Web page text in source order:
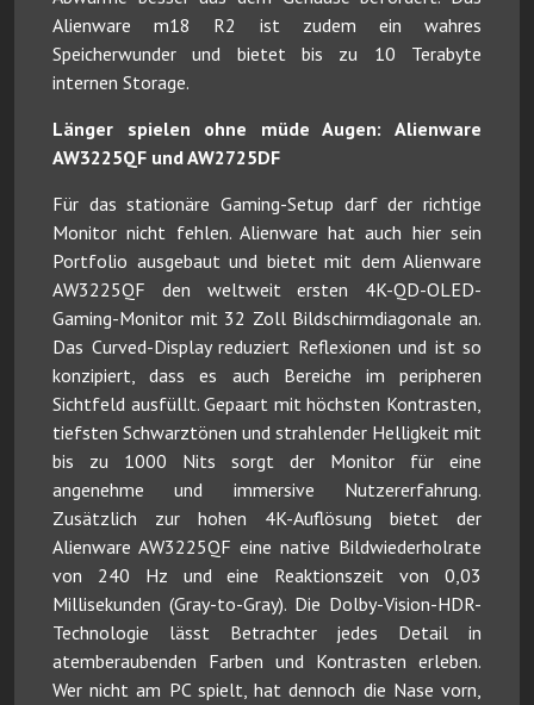
Alienware m18 R2 ist zudem ein wahres
Speicherwunder und bietet bis zu 10 Terabyte
internen Storage.
Länger spielen ohne müde Augen: Alienware
AW3225QF und AW2725DF
Für das stationäre Gaming-Setup darf der richtige
Monitor nicht fehlen. Alienware hat auch hier sein
Portfolio ausgebaut und bietet mit dem Alienware
AW3225QF den weltweit ersten 4K-QD-OLED-
Gaming-Monitor mit 32 Zoll Bildschirmdiagonale an.
Das Curved-Display reduziert Reflexionen und ist so
konzipiert, dass es auch Bereiche im peripheren
Sichtfeld ausfüllt. Gepaart mit höchsten Kontrasten,
tiefsten Schwarztönen und strahlender Helligkeit mit
bis zu 1000 Nits sorgt der Monitor für eine
angenehme und immersive Nutzererfahrung.
Zusätzlich zur hohen 4K-Auflösung bietet der
Alienware AW3225QF eine native Bildwiederholrate
von 240 Hz und eine Reaktionszeit von 0,03
Millisekunden (Gray-to-Gray). Die Dolby-Vision-HDR-
Technologie lässt Betrachter jedes Detail in
atemberaubenden Farben und Kontrasten erleben.
Wer nicht am PC spielt, hat dennoch die Nase vorn,